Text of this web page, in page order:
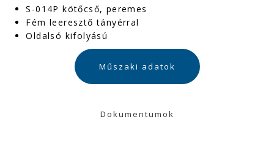
S-014P kötőcső, peremes
Fém leeresztő tányérral
Oldalsó kifolyású
Műszaki adatok
Dokumentumok